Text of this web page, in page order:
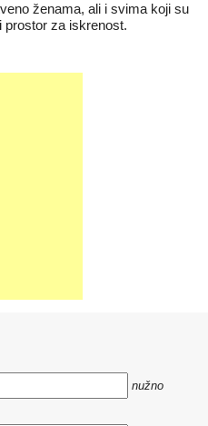
ženama, ali i svima koji su
prostor za iskrenost.
nužno